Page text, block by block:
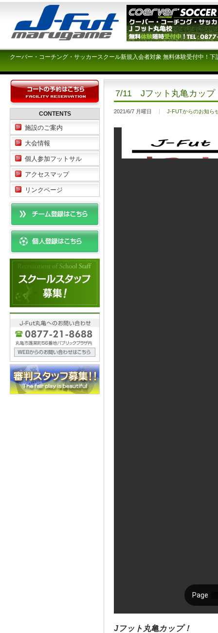
クーバー・コーチング・サッカースクール新規入会者対象 無料体験受付中！
7/11 Jフット丸亀カッ
2021/6/7 月曜日 J-FUTからのお知ら
Jフット丸亀カップ！
CONTENTS
施設のご案内
大会情報
個人参加フットサル
アクセスマップ
リンクページ